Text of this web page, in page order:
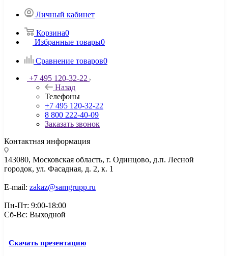
Личный кабинет
Корзина0
Избранные товары0
Сравнение товаров0
+7 495 120-32-22
Назад
Телефоны
+7 495 120-32-22
8 800 222-40-09
Заказать звонок
Контактная информация
143080, Mосковская область, г. Одинцово, д.п. Лесной
городок, ул. Фасадная, д. 2, к. 1
E-mail: zakaz@samgrupp.ru
Пн-Пт: 9:00-18:00
Сб-Вс: Выходной
Скачать презентацию